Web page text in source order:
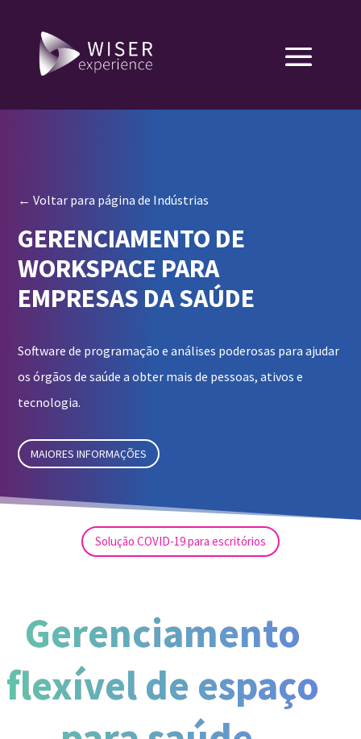
← Voltar para página de Indústrias
GERENCIAMENTO DE
WORKSPACE PARA
EMPRESAS DA SAÚDE
Software de programação e análises poderosas para ajudar
os órgãos de saúde a obter mais de pessoas, ativos e
tecnologia.
MAIORES INFORMAÇÕES
Solução COVID-19 para escritórios
Gerenciamento
flexível de espaço